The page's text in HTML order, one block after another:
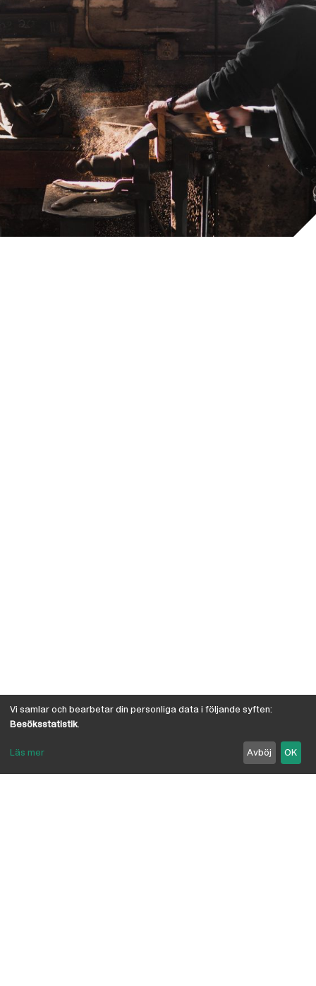
Vi samlar och bearbetar din personliga data i följande syften:
Besöksstatistik.
Läs mer Avböj OK